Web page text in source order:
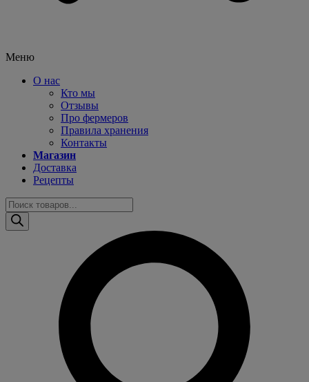
Меню
О нас
Кто мы
Отзывы
Про фермеров
Правила хранения
Контакты
Магазин
Доставка
Рецепты
Поиск
товаров